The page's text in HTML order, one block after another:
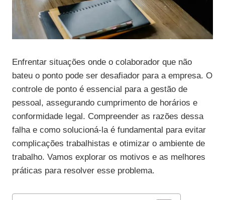
Enfrentar situações onde o colaborador que não
bateu o ponto pode ser desafiador para a empresa. O
controle de ponto é essencial para a gestão de
pessoal, assegurando cumprimento de horários e
conformidade legal. Compreender as razões dessa
falha e como solucioná-la é fundamental para evitar
complicações trabalhistas e otimizar o ambiente de
trabalho. Vamos explorar os motivos e as melhores
práticas para resolver esse problema.